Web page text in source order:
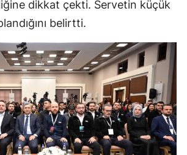
dikkat çekti. Servetin küçük
belirtti.